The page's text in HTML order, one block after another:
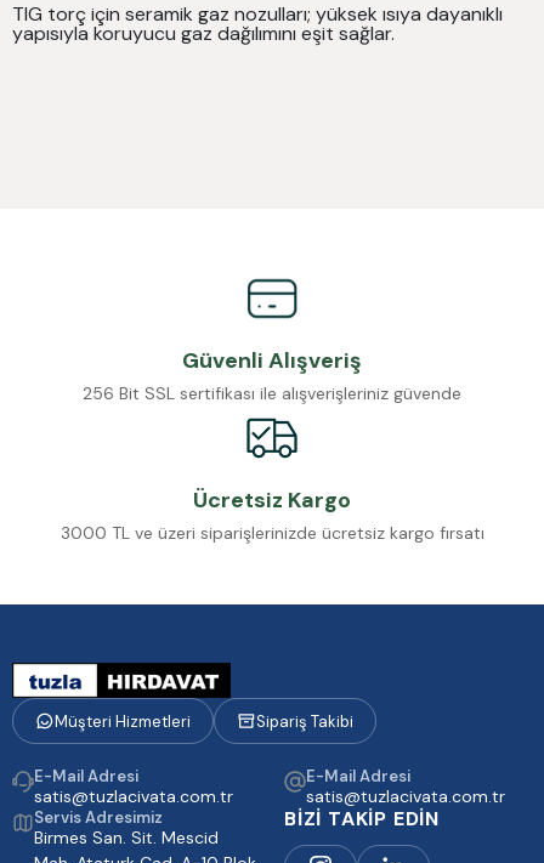
TIG torç için seramik gaz nozulları; yüksek ısıya dayanıklı
yapısıyla koruyucu gaz dağılımını eşit sağlar.
Güvenli Alışveriş
256 Bit SSL sertifikası ile alışverişleriniz güvende
Ücretsiz Kargo
3000 TL ve üzeri siparişlerinizde ücretsiz kargo fırsatı
Müşteri Hizmetleri Sipariş Takibi
E-Mail Adresi
satis@tuzlacivata.com.tr
E-Mail Adresi
satis@tuzlacivata.com.tr
Servis Adresimiz
Birmes San. Sit. Mescid
BİZİ TAKİP EDİN